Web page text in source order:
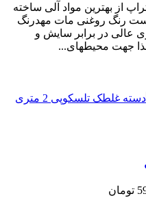
از بهترین مواد آلی ساخته
رنگ روغنی مات مهدرنگ
عالی در ﺑﺮاﺑﺮ ﺳﺎﯾﺶ و
ﺟﻬﺖ ﻣﺤﯿﻄ‌‌ﻬﺎی...